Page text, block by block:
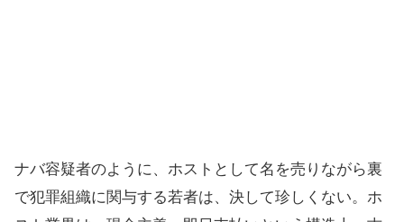
ナバ容疑者のように、ホストとして名を売りながら裏
で犯罪組織に関与する若者は、決して珍しくない。ホ